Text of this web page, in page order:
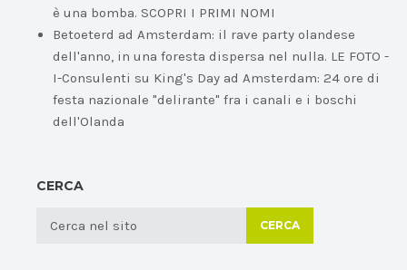
è una bomba. SCOPRI I PRIMI NOMI
Betoeterd ad Amsterdam: il rave party olandese
dell'anno, in una foresta dispersa nel nulla. LE FOTO -
I-Consulenti su King's Day ad Amsterdam: 24 ore di
festa nazionale "delirante" fra i canali e i boschi
dell'Olanda
CERCA
CERCA